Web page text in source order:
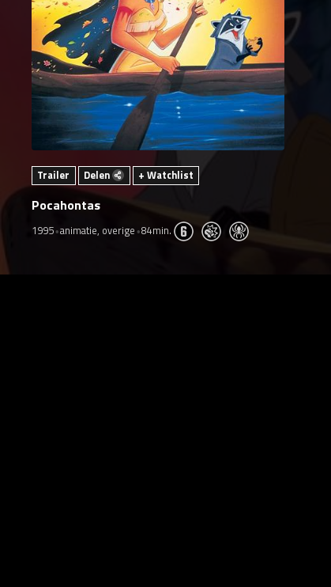
Trailer Delen + Watchlist
Pocahontas
1995 animatie, overige 84min.